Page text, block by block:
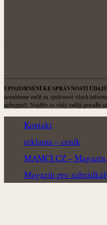
UPOZORNĚNÍ KE SPRÁVNOSTI
nemůžeme ručit za správnost všech
nebezpečí. Nejdřív se vždy raději poraďte
Kontakt
reklama – ceník
MAMCI.CZ –
Magazín pro